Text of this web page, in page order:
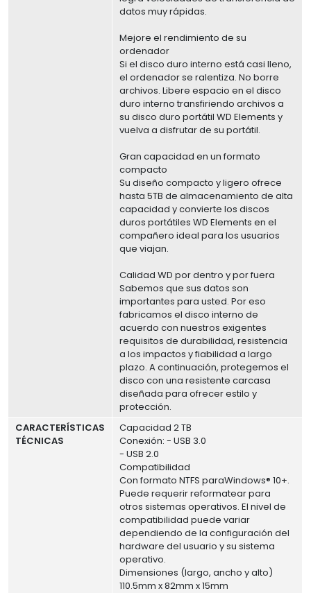
datos muy rápidas.
Mejore el rendimiento de su
ordenador
Si el disco duro interno está casi lleno,
el ordenador se ralentiza. No borre
archivos. Libere espacio en el disco
duro interno transfiriendo archivos a
su disco duro portátil WD Elements y
vuelva a disfrutar de su portátil.
Gran capacidad en un formato
compacto
Su diseño compacto y ligero ofrece
hasta 5TB de almacenamiento de alta
capacidad y convierte los discos
duros portátiles WD Elements en el
compañero ideal para los usuarios
que viajan.
Calidad WD por dentro y por fuera
Sabemos que sus datos son
importantes para usted. Por eso
fabricamos el disco interno de
acuerdo con nuestros exigentes
requisitos de durabilidad, resistencia
a los impactos y fiabilidad a largo
plazo. A continuación, protegemos el
disco con una resistente carcasa
diseñada para ofrecer estilo y
protección.
CARACTERÍSTICAS
TÉCNICAS
Capacidad 2 TB
Conexión: - USB 3.0
- USB 2.0
Compatibilidad
Con formato NTFS paraWindows® 10+.
Puede requerir reformatear para
otros sistemas operativos. El nivel de
compatibilidad puede variar
dependiendo de la configuración del
hardware del usuario y su sistema
operativo.
Dimensiones (largo, ancho y alto)
110.5mm x 82mm x 15mm